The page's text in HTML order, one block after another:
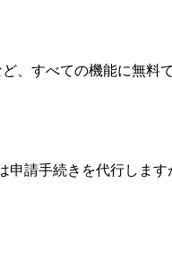
、すべての機能に無料
請手続きを代行しま